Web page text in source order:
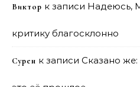
Виктор к записи Надеюсь,
критику благосклонно
Сурен к записи Сказано же: